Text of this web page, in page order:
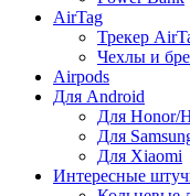
AirTag
Трекер
Чехлы и
Airpods
Для Android
Для Honor/
Для
Для Xiaomi
Интересные